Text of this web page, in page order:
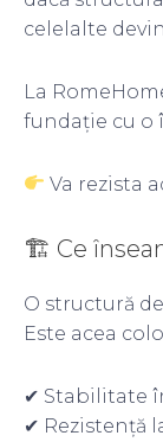
celelalte
La
fundație cu o
Va rezista
🏗 Ce
O structură
Este acea
✔ Stabilitate
✔ Rezistență